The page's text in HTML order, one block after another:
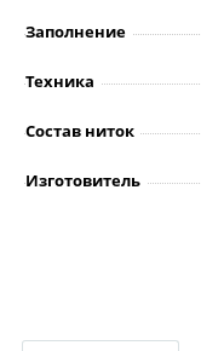
Заполнение
Техника
Состав ниток
Изготовитель